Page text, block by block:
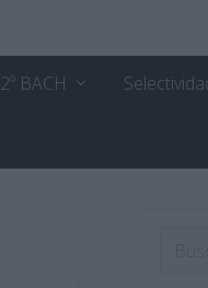
2º BACH